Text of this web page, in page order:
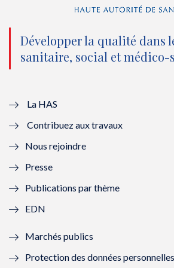
n
o
u
l
l
f
n
ê
(
n
o
e
e
n
n
o
u
ê
Développer la qualité dans
sanitaire, social et médico-
La HAS
Contribuez aux travaux
Nous rejoindre
Presse
Publications par thème
EDN
Marchés publics
Protection des données personnelles